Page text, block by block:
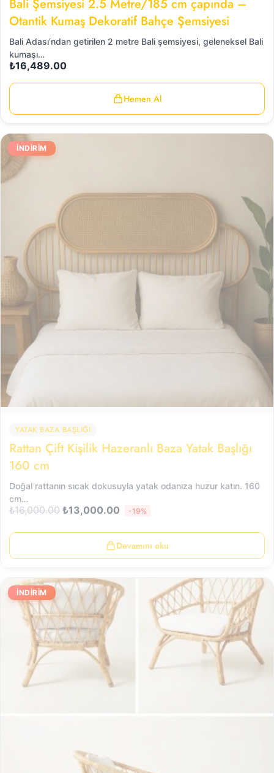
Bali Şemsiyesi 2.5 Metre/185 cm çapında –
Otantik Kumaş Dekoratif Bahçe Şemsiyesi
Bali Adası’ndan getirilen 2 metre Bali şemsiyesi, geleneksel Bali
kumaşı…
₺16,489.00
Hemen Al
İNDIRIM
YATAK BAZA BAŞLIĞI
Rattan Çift Kişilik Hazeranlı Baza Yatak Başlığı
160 cm
Doğal rattanın sıcak dokusuyla yatak odanıza huzur katın. 160
cm…
₺16,000.00 ₺13,000.00 -19%
Devamını oku
İNDIRIM